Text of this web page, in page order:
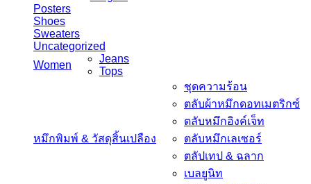
Posters
Shoes
Sweaters
Uncategorized
Women
Jeans
Tops
หมึกพิมพ์ & วัสดุสิ้นเปลือง
ชุดความร้อน
ตลับผ้าหมึกดอทเมตริกซ์
ตลับหมึกอิงค์เจ็ท
ตลับหมึกเลเซอร์
ตลัปเทป & ฉลาก
เบลยูนิท